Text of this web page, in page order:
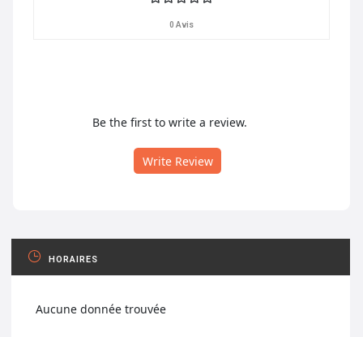
0 Avis
Be the first to write a review.
Write Review
HORAIRES
Aucune donnée trouvée